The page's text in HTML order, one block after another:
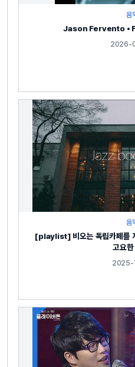
음
Jason Fervento •
2026-
음
[playlist] 비오는 독립카페를
고요
2025-